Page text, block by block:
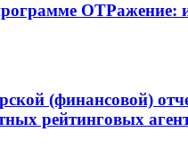
(финансовой)
рейтинговых